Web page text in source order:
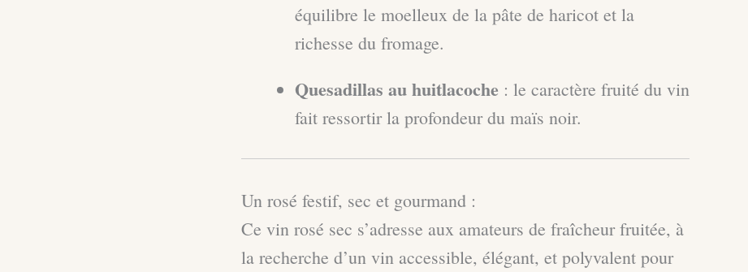
équilibre le moelleux de la pâte de haricot et la
richesse du fromage.
Quesadillas au huitlacoche : le caractère fruité du vin
fait ressortir la profondeur du maïs noir.
Un rosé festif, sec et gourmand :
Ce vin rosé sec s’adresse aux amateurs de fraîcheur fruitée, à
la recherche d’un vin accessible, élégant, et polyvalent pour